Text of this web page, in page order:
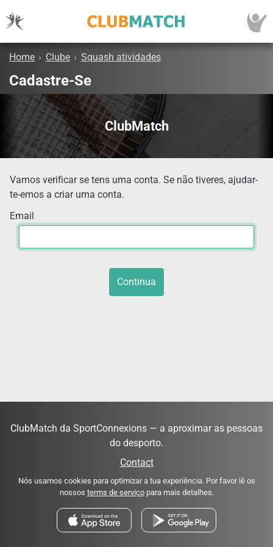
Home › Clube › Squash atividades
Cadastre-Se
ClubMatch
Vamos verificar se tens uma conta. Se não tiveres, ajudar-
te-emos a criar uma conta.
Email
Continua
ClubMatch da SportConnexions — a aproximar as pessoas
do desporto.
Contact
Nós usamos cookies para optimizar a tua experiência. Por favor lê os
nossos terms de serviçopara mais detalhes.